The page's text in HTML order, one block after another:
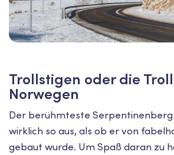
Trollstigen oder die
Norwegen
Der berühmteste Serpentinenberg
wirklich so aus, als ob er von
gebaut wurde. Um Spaß daran zu